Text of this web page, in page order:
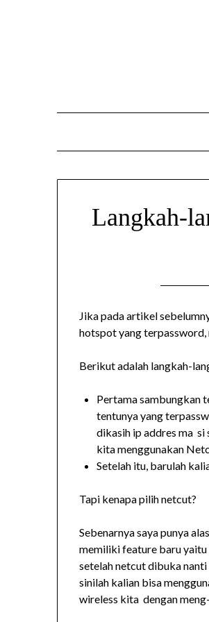
Langkah-
Jika pada artikel
hotspot yang
Berikut adalah langkah-
Pertama sambungkan
tentunya yang
dikasih ip addres ma si
kita menggunakan
Setelah itu, barulah
Tapi kenapa pilih netcut?
Sebenarnya saya punya
memiliki feature baru yaitu
setelah netcut dibuka
sinilah kalian bisa
wireless kita dengan